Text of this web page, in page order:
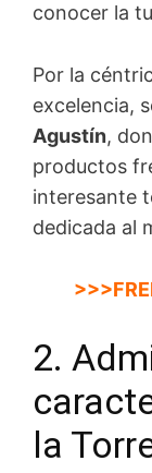
conocer la
Por la
excelencia,
Agustín,
productos
interesante
dedicada al
2.
la